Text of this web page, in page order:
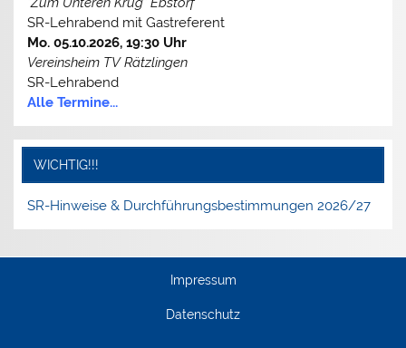
SR-Lehrabend mit Gastreferent
Mo. 05.10.2026, 19:30 Uhr
Vereinsheim TV Rätzlingen
SR-Lehrabend
Alle Termine...
WICHTIG!!!
SR-Hinweise & Durchführungsbestimmungen 2026/27
Impressum
Datenschutz